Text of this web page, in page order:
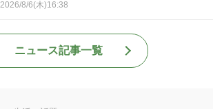
2026/8/6(木)16:38
ニュース記事一覧